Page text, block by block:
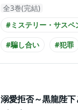
全3巻(完結)
#ミステリー・サスペ
#騙し合い
#犯罪
#緊迫感あふれる
溺愛拒否～黒龍陛